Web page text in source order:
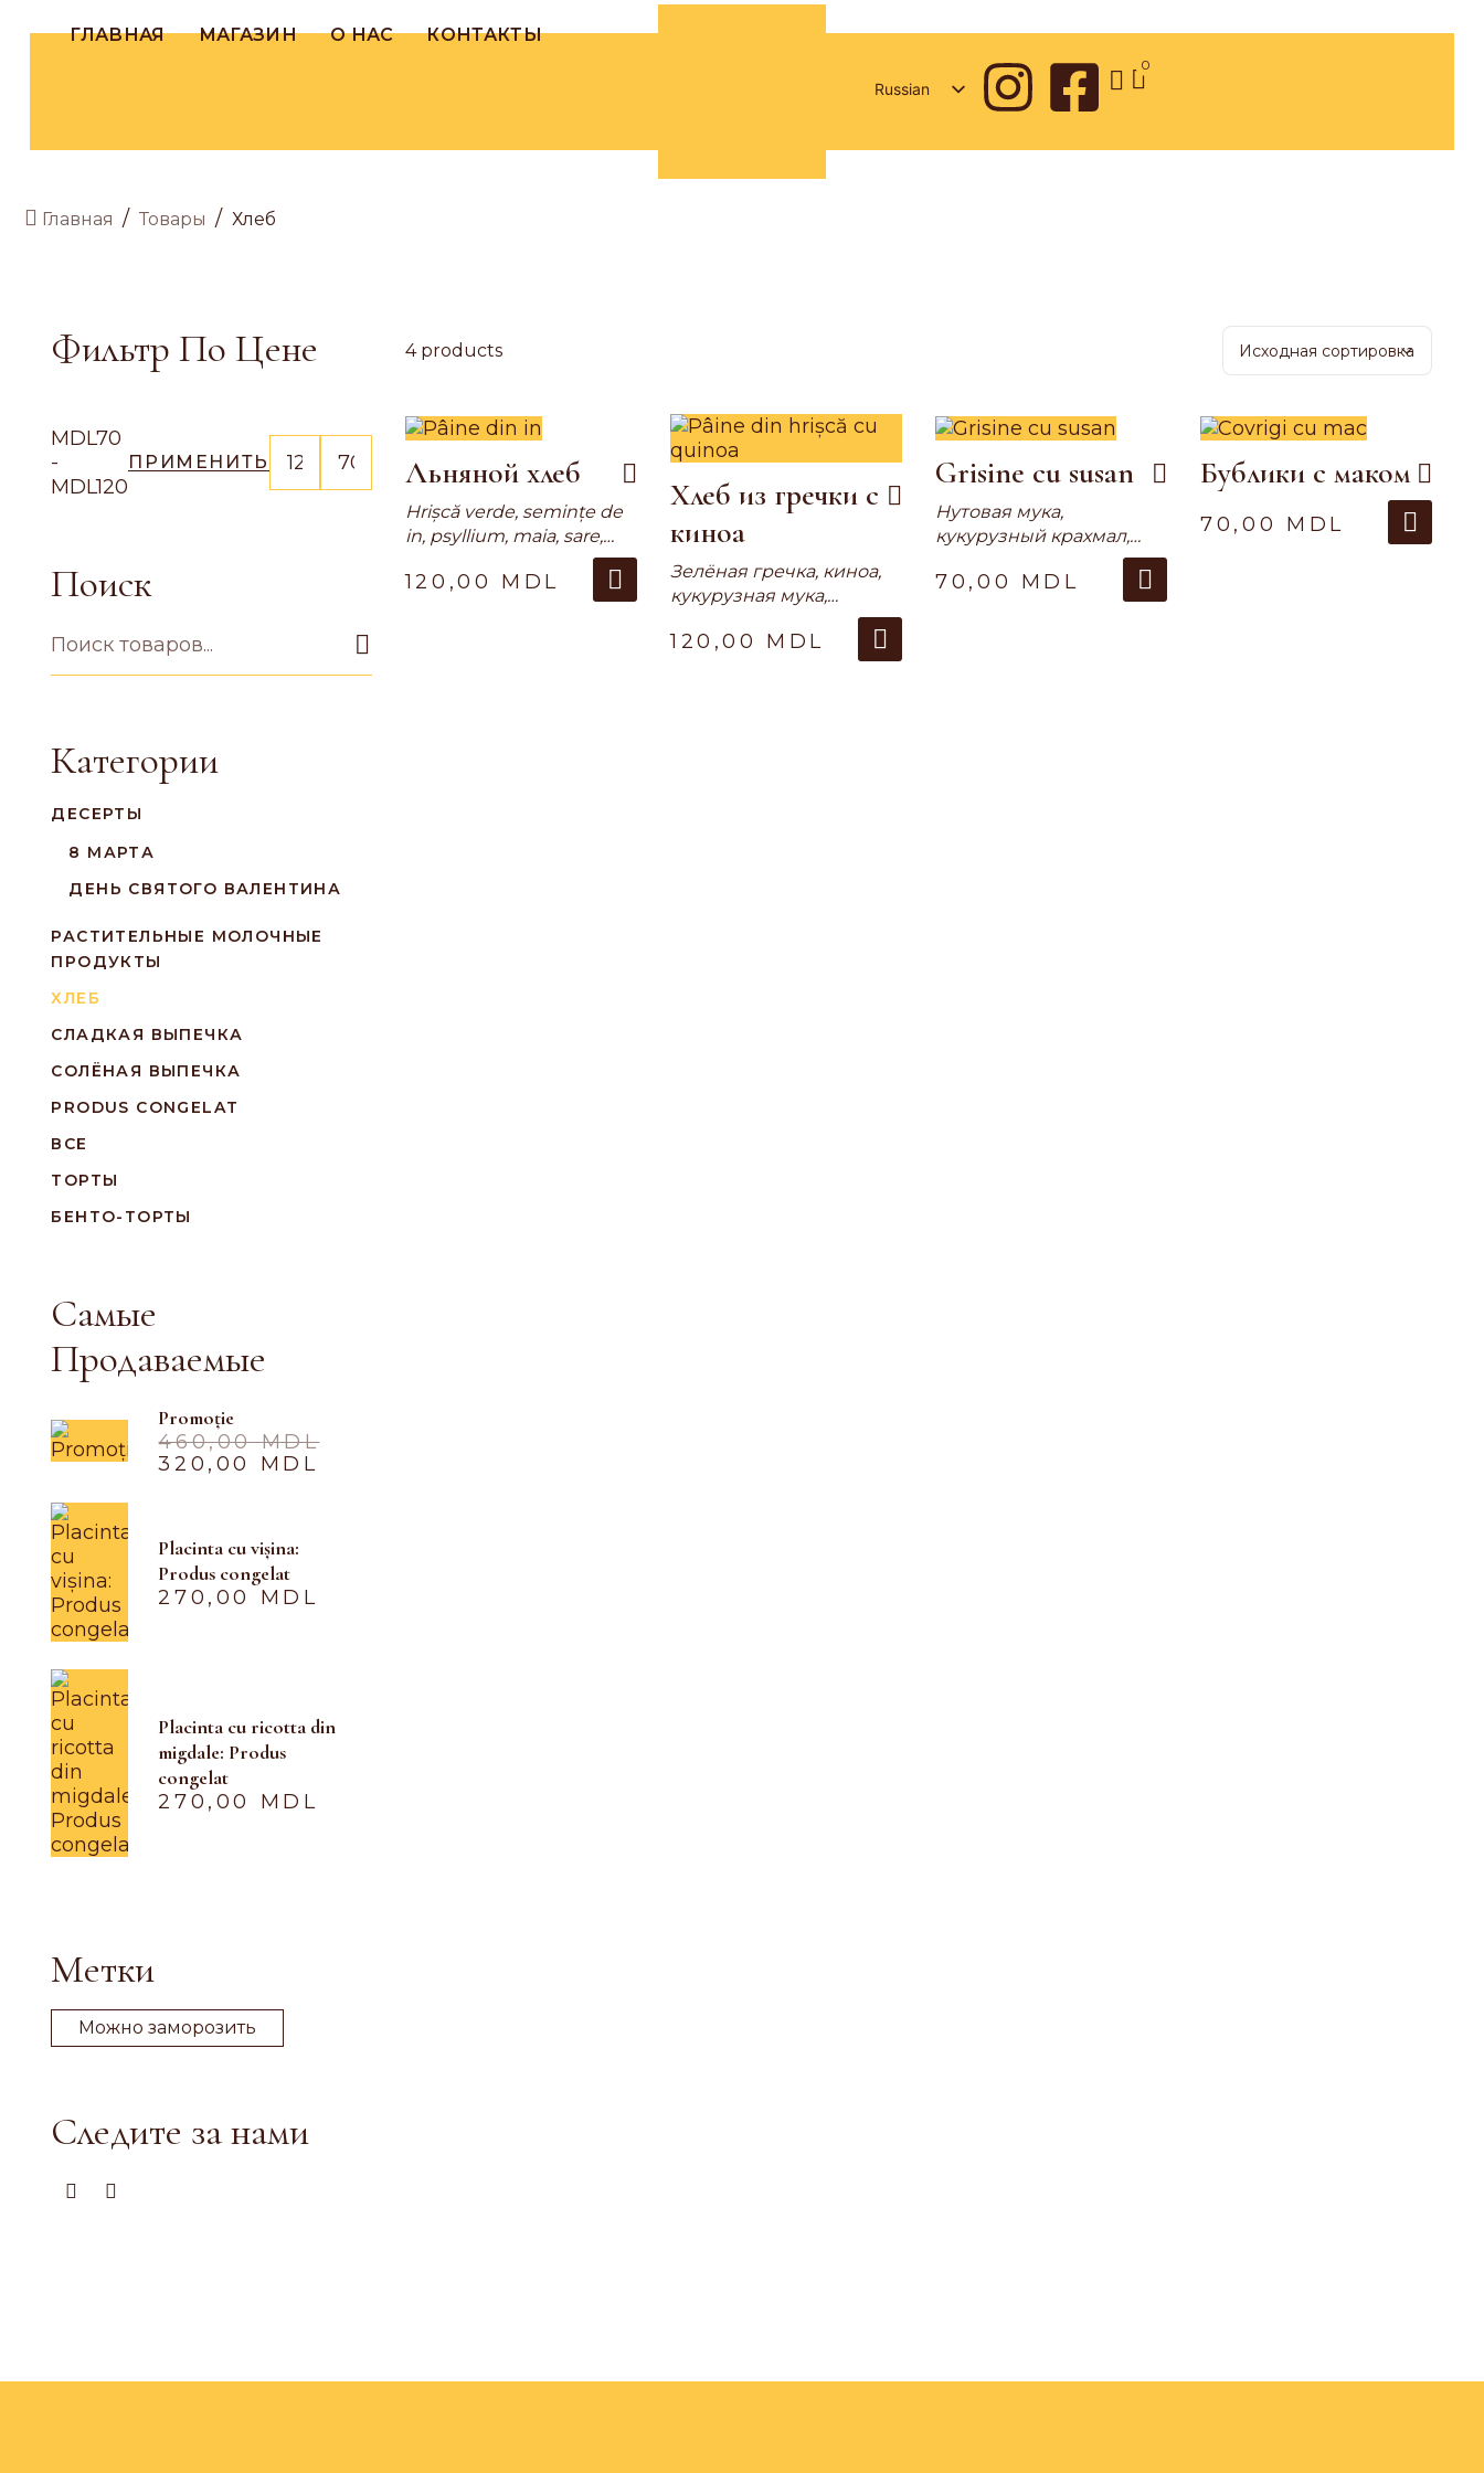
ГЛАВНАЯ МАГАЗИН О НАС КОНТАКТЫ
Russian
0
Главная / Товары / Хлеб
Фильтр По Цене
ПРИМЕНИТЬ
MDL70
-
MDL120
Поиск
Категории
ДЕСЕРТЫ
8 МАРТА
ДЕНЬ СВЯТОГО ВАЛЕНТИНА
РАСТИТЕЛЬНЫЕ МОЛОЧНЫЕ
ПРОДУКТЫ
ХЛЕБ
СЛАДКАЯ ВЫПЕЧКА
СОЛЁНАЯ ВЫПЕЧКА
PRODUS CONGELAT
ВСЕ
ТОРТЫ
БЕНТО-ТОРТЫ
Самые
Продаваемые
Promoție
460,00MDL
320,00 MDL
Placinta cu vișina:
Produs congelat
270,00 MDL
Placinta cu ricotta din
migdale: Produs
congelat
270,00 MDL
Метки
Можно заморозить
Следите за нами
4products
Льняной хлеб
Hrișcă verde, semințe de
in, psyllium, maia, sare,
120,00 MDL
Хлеб из гречки с
киноа
Зелёная гречка, киноа,
кукурузная мука,
кукурузный крахмал,
120,00 MDL
Grisine cu susan
Нутовая мука,
кукурузный крахмал,
разрыхлитель,
ксантановая камедь,
70,00 MDL
Бублики с маком
70,00 MDL